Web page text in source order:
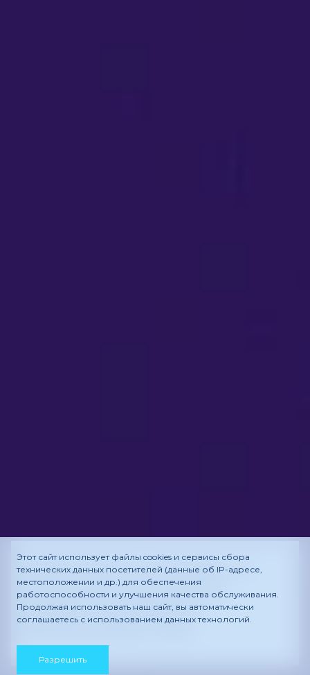
Зависимость постуры от
окклюзии: как прикус
влияет на осанку и
биомеханику тела
Этот сайт использует файлы cookies и сервисы сбора
технических данных посетителей (данные об IP-адресе,
местоположении и др.) для обеспечения
работоспособности и улучшения качества обслуживания.
Продолжая использовать наш сайт, вы автоматически
соглашаетесь с использованием данных технологий.
Разрешить